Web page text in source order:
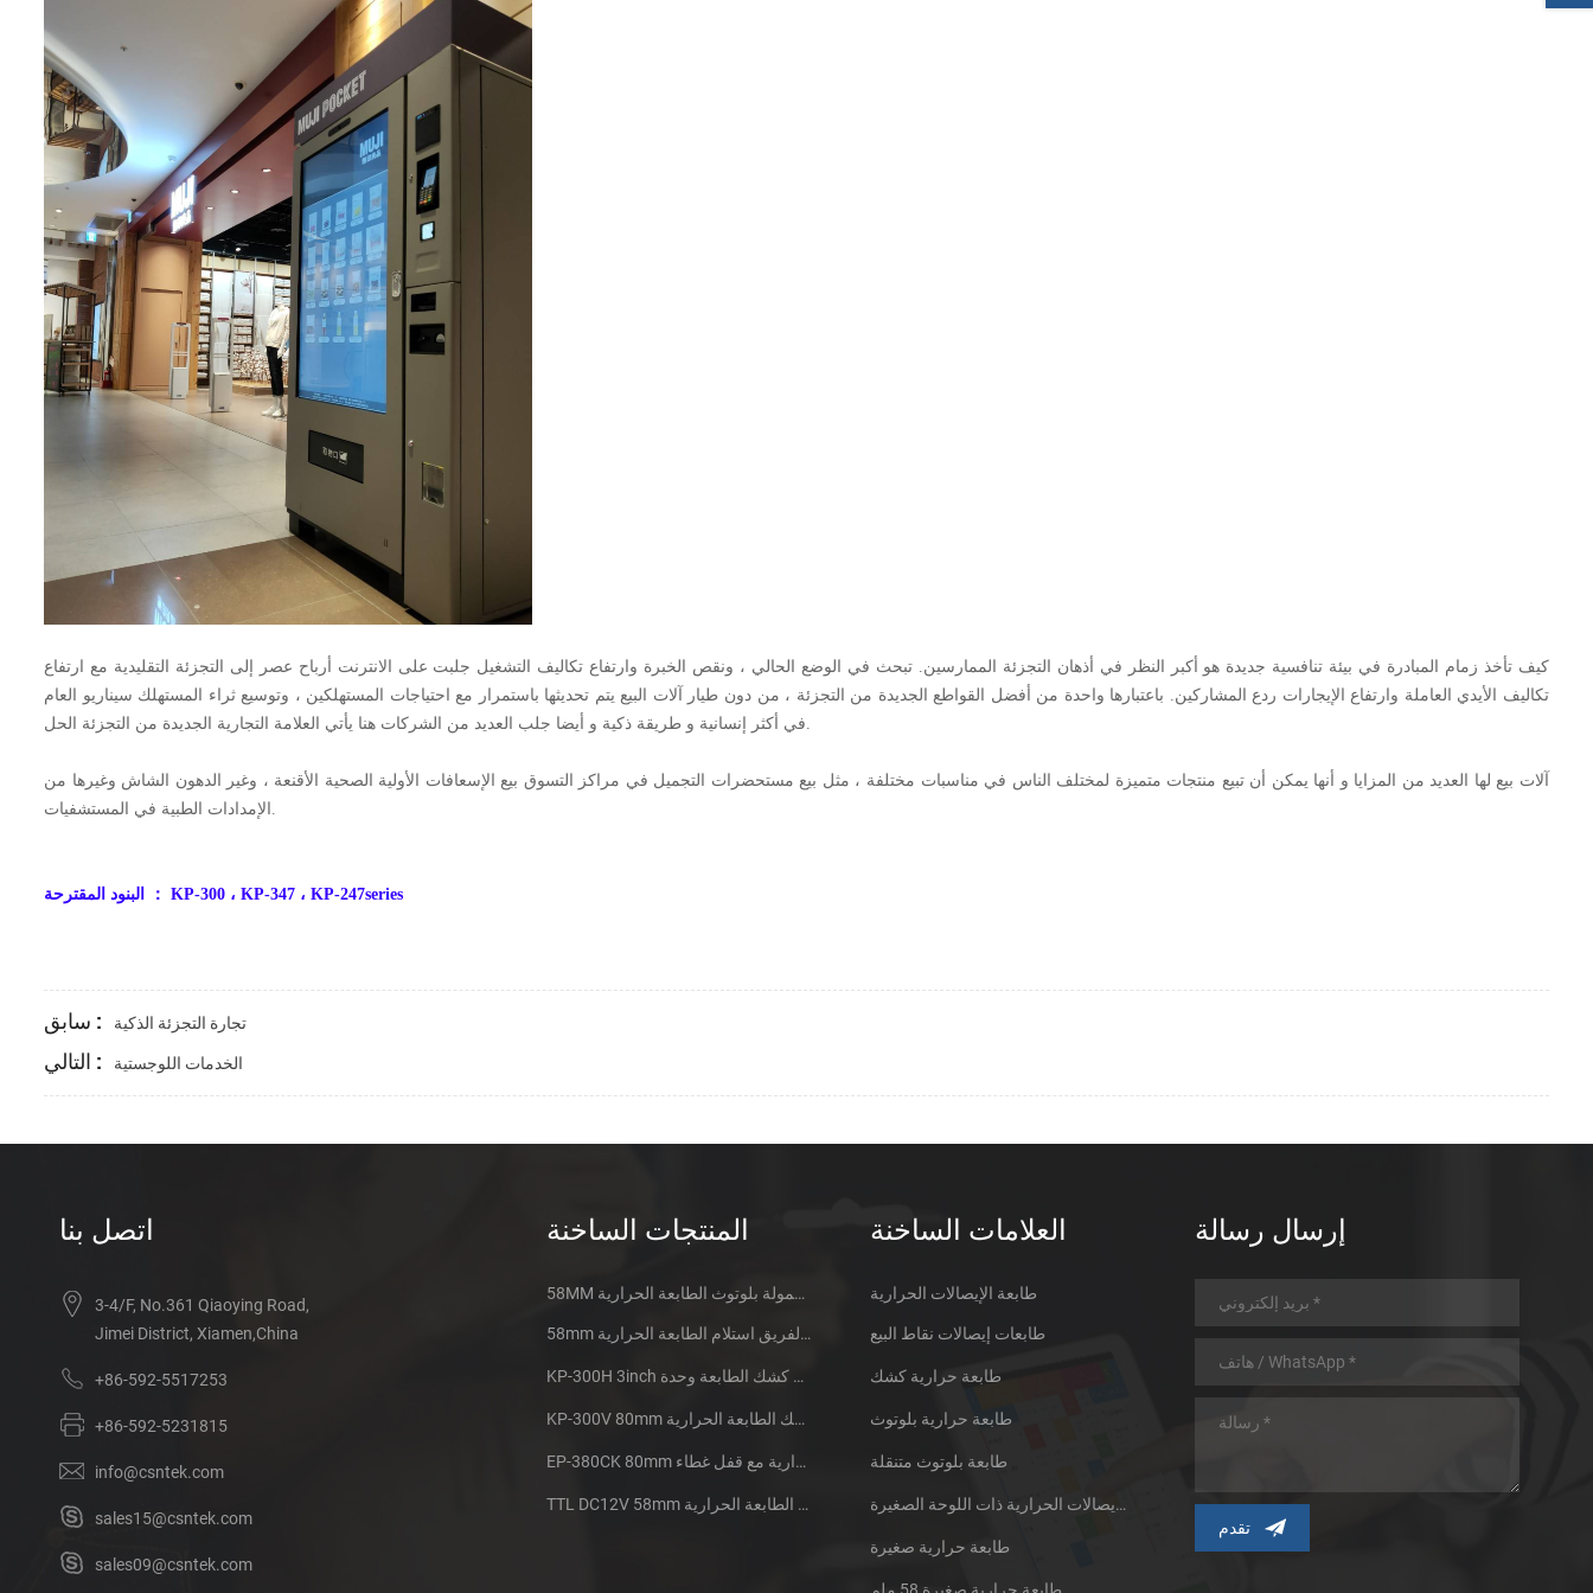
كيف تأخذ زمام المبادرة في بيئة تنافسية جديدة هو أكبر النظر في أذهان التجزئة الممارسين. تبحث في الوضع الحالي ، ونقص الخبرة وارتفاع تكاليف التشغيل جلبت على الانترنت أرباح عصر إلى التجزئة التقليدية مع ارتفاع
تكاليف الأيدي العاملة وارتفاع الإيجارات ردع المشاركين. باعتبارها واحدة من أفضل القواطع الجديدة من التجزئة ، من دون طيار آلات البيع يتم تحديثها باستمرار مع احتياجات المستهلكين ، وتوسيع ثراء المستهلك سيناريو العام
في أكثر إنسانية و طريقة ذكية و أيضا جلب العديد من الشركات هنا يأتي العلامة التجارية الجديدة من التجزئة الحل.
آلات بيع لها العديد من المزايا و أنها يمكن أن تبيع منتجات متميزة لمختلف الناس في مناسبات مختلفة ، مثل بيع مستحضرات التجميل في مراكز التسوق بيع الإسعافات الأولية الصحية الأقنعة ، وغير الدهون الشاش وغيرها من
الإمدادات الطبية في المستشفيات.
البنود المقترحة ： KP-300 ، KP-347 ، KP-247series
سابق : تجارة التجزئة الذكية
التالي : الخدمات اللوجستية
اتصل بنا
3-4/F, No.361 Qiaoying Road,
Jimei District, Xiamen,China
+86-592-5517253
+86-592-5231815
info@csntek.com
sales15@csntek.com
sales09@csntek.com
المنتجات الساخنة
58MM المتنقلة المحمولة بلوتوث الطابعة الحرارية PTP-II
58mm الدقيقة الفريق استلام الطابعة الحرارية CSN-A1
KP-300H 3inch الحرارية كشك الطابعة وحدة
KP-300V 80mm عرض عالية السرعة كشك الطابعة الحرارية
EP-380CK 80mm طابعة حرارية مع قفل غطاء
TTL DC12V 58mm البسيطة جزءا لا يتجزأ من سيارات الأجرة استلام الطابعة الحرارية
العلامات الساخنة
طابعة الإيصالات الحرارية
طابعات إيصالات نقاط البيع
طابعة حرارية كشك
طابعة حرارية بلوتوث
طابعة بلوتوث متنقلة
طابعة الإيصالات الحرارية ذات اللوحة الصغيرة
طابعة حرارية صغيرة
إرسال رسالة